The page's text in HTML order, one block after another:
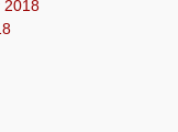
2018